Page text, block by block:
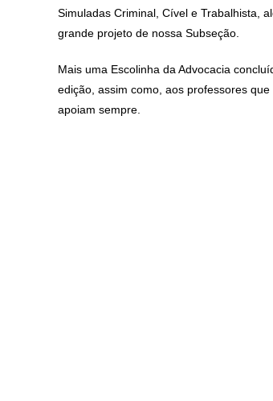
Simuladas Criminal, Cível e Trabalhista,
grande projeto de nossa Subseção.
Mais uma Escolinha da Advocacia
edição, assim como, aos professores
apoiam sempre.